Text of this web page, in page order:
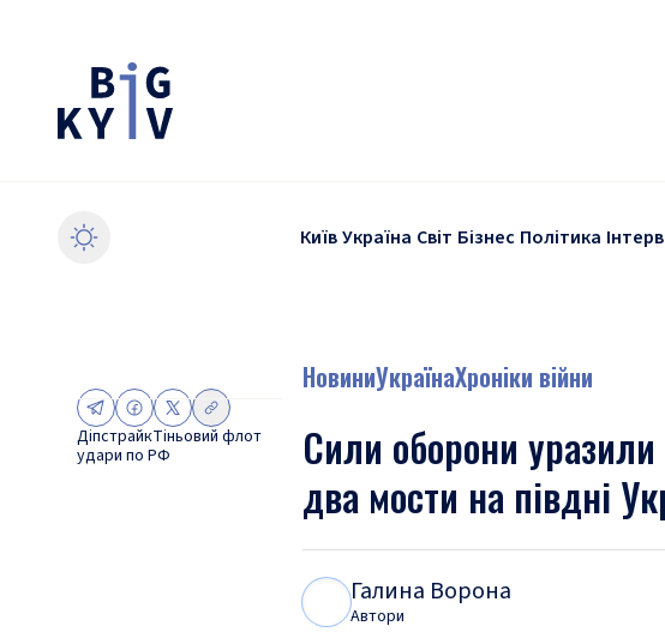
КиївУкраїна Світ Бізнес Політика
ДіпстрайкТіньовий флот
удари по РФ
НовиниУкраїнаХроніки війни
Сили оборони
два мости на півдні
Галина Ворона
Автори